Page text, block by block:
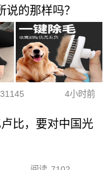
的那样吗？
31145 4小时前
比，要对中国光